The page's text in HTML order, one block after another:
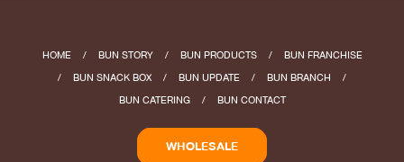
HOME / BUN STORY / BUN PRODUCTS /
BUN FRANCHISE
/
BUN SNACK BOX / BUN UPDATE / BUN BRANCH
/
BUN CATERING
/ BUN CONTACT
WHOLESALE